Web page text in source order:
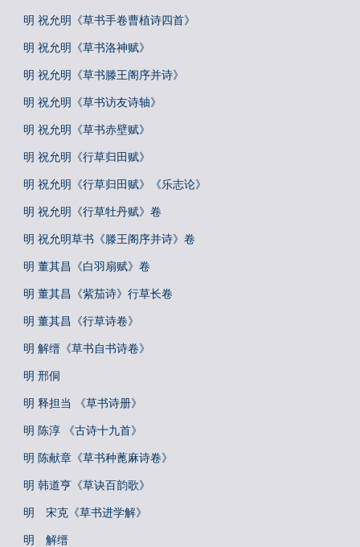
明 祝允明《草书手卷曹植诗四首》
明 祝允明《草书洛神赋》
明 祝允明《草书滕王阁序并诗》
明 祝允明《草书访友诗轴》
明 祝允明《草书赤壁赋》
明 祝允明《行草归田赋》
明 祝允明《行草归田赋》《乐志论》
明 祝允明《行草牡丹赋》卷
明 祝允明草书《滕王阁序并诗》卷
明 董其昌《白羽扇赋》卷
明 董其昌《紫茄诗》行草长卷
明 董其昌《行草诗卷》
明 解缙《草书自书诗卷》
明 邢侗
明 释担当 《草书诗册》
明 陈淳 《古诗十九首》
明 陈献章《草书种蓖麻诗卷》
明 韩道亨《草诀百韵歌》
明 宋克《草书进学解》
明 解缙